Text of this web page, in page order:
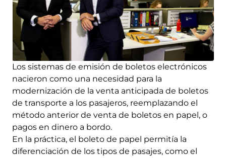
Los sistemas de emisión de boletos electrónicos
nacieron como una necesidad para la
modernización de la venta anticipada de boletos
de transporte a los pasajeros, reemplazando el
método anterior de venta de boletos en papel, o
pagos en dinero a bordo.
En la práctica, el boleto de papel permitía la
diferenciación de los tipos de pasajes, como el